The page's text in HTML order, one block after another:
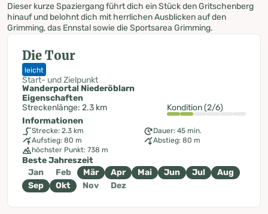
Dieser kurze Spaziergang führt dich ein Stück den Gritschenberg
hinauf und belohnt dich mit herrlichen Ausblicken auf den
Grimming, das Ennstal sowie die Sportsarea Grimming.
Die Tour
leicht
Start- und Zielpunkt
Wanderportal Niederöblarn
Eigenschaften
Streckenlänge: 2.3 km
Kondition (2/6)
Informationen
Strecke: 2.3 km
Dauer: 45 min.
Aufstieg: 80 m
Abstieg: 80 m
höchster Punkt: 738 m
Beste Jahreszeit
Jan
Feb Mär Apr Mai Jun Jul
Aug
Sep
Okt Nov Dez